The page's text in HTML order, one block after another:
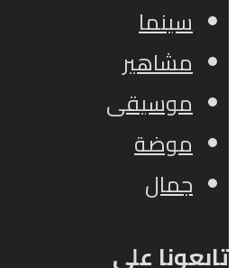
سينما
مشاهير
موسيقى
موضة
جمال
تابعونا على